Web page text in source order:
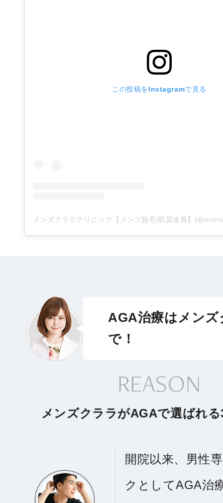
この投稿をInstagramで見る
AGA治療はメンズ
で！
メンズクララがAGAで選ばれ
REASON
開院以来、男性
クとしてAGA治